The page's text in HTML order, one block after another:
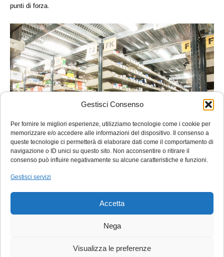
Gestisci Consenso
Per fornire le migliori esperienze, utilizziamo tecnologie come i cookie per
memorizzare e/o accedere alle informazioni del dispositivo. Il consenso a
queste tecnologie ci permetterà di elaborare dati come il comportamento di
navigazione o ID unici su questo sito. Non acconsentire o ritirare il
consenso può influire negativamente su alcune caratteristiche e funzioni.
Gestisci servizi
Accetta
Nega
Visualizza le preferenze
punti di forza.
Stahlgruber-BM srl– Via Noalese, 75 – 31100 Treviso (TV) – Tel. 0422 4727